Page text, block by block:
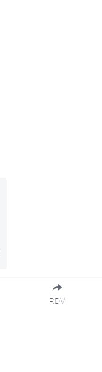
RDV